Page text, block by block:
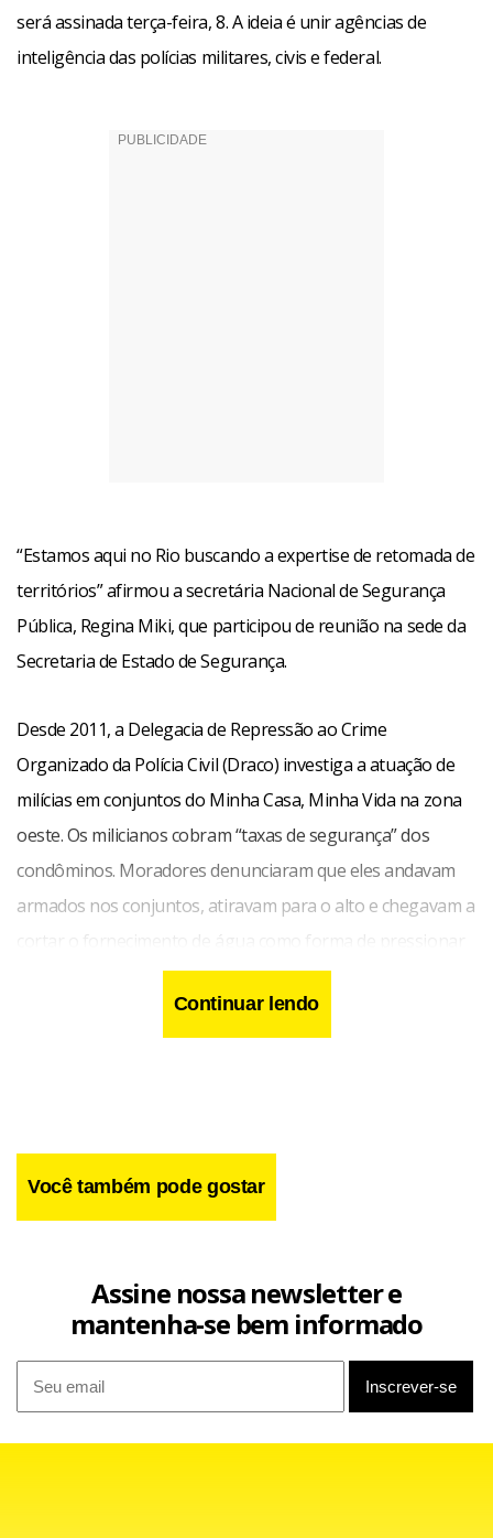
será assinada terça-feira, 8. A ideia é unir agências de
inteligência das polícias militares, civis e federal.
“Estamos aqui no Rio buscando a expertise de retomada de
territórios” afirmou a secretária Nacional de Segurança
Pública, Regina Miki, que participou de reunião na sede da
Secretaria de Estado de Segurança.
Desde 2011, a Delegacia de Repressão ao Crime
Organizado da Polícia Civil (Draco) investiga a atuação de
milícias em conjuntos do Minha Casa, Minha Vida na zona
oeste. Os milicianos cobram “taxas de segurança” dos
condôminos. Moradores denunciaram que eles andavam
armados nos conjuntos, atiravam para o alto e chegavam a
cortar o fornecimento de água como forma de pressionar
Continuar lendo
Você também pode gostar
Assine nossa newsletter e
mantenha-se bem informado